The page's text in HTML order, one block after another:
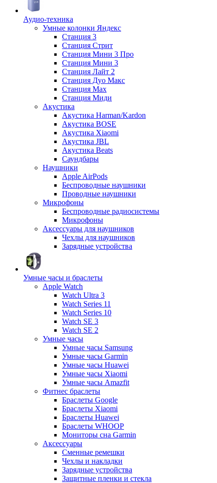
Аудио-техника
Умные колонки Яндекс
Станция 3
Станция Стрит
Станция Мини 3 Про
Станция Мини 3
Станция Лайт 2
Станция Дуо Макс
Станция Max
Станция Миди
Акустика
Акустика Harman/Kardon
Акустика BOSE
Акустика Xiaomi
Акустика JBL
Акустика Beats
Саундбары
Наушники
Apple AirPods
Беспроводные наушники
Проводные наушники
Микрофоны
Беспроводные радиосистемы
Микрофоны
Аксессуары для наушников
Чехлы для наушников
Зарядные устройства
Умные часы и браслеты
Apple Watch
Watch Ultra 3
Watch Series 11
Watch Series 10
Watch SE 3
Watch SE 2
Умные часы
Умные часы Samsung
Умные часы Garmin
Умные часы Huawei
Умные часы Xiaomi
Умные часы Amazfit
Фитнес браслеты
Браслеты Google
Браслеты Xiaomi
Браслеты Huawei
Браслеты WHOOP
Мониторы сна Garmin
Аксессуары
Сменные ремешки
Чехлы и накладки
Зарядные устройства
Защитные пленки и стекла